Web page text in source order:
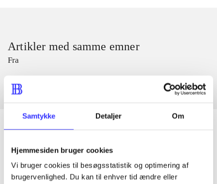
Samtykke Detaljer Om
Hjemmesiden bruger cookies
Vi bruger cookies til besøgsstatistik og optimering af
brugervenlighed. Du kan til enhver tid ændre eller
Artikler med samme emner
Fra
Artikler
Alle registrerede artikler fordelt på udgivelser